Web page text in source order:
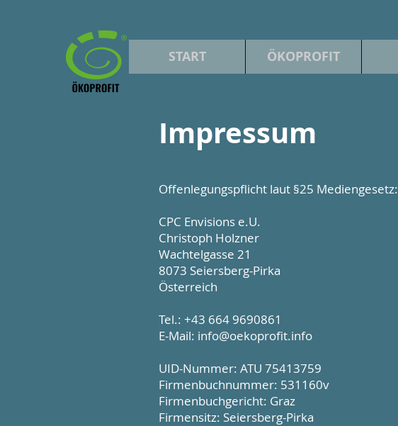
START ÖKOPROFIT
Impressum
Offenlegungspflicht laut §25 Mediengesetz:
CPC Envisions e.U.
Christoph Holzner
Wachtelgasse 21
8073 Seiersberg-Pirka
Österreich
Tel.: +43 664 9690861
E-Mail: info@oekoprofit.info
UID-Nummer: ATU 75413759
Firmenbuchnummer: 531160v
Firmenbuchgericht: Graz
Firmensitz: Seiersberg-Pirka